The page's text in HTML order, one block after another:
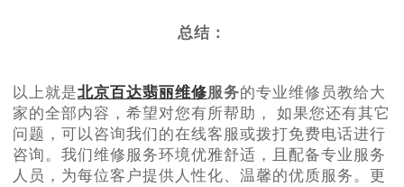
总结：
以上就是北京百达翡丽维修服务的专业维修员教给大
家的全部内容，希望对您有所帮助， 如果您还有其它
问题，可以咨询我们的在线客服或拨打免费电话进行
咨询。我们维修服务环境优雅舒适，且配备专业服务
人员，为每位客户提供人性化、温馨的优质服务。更